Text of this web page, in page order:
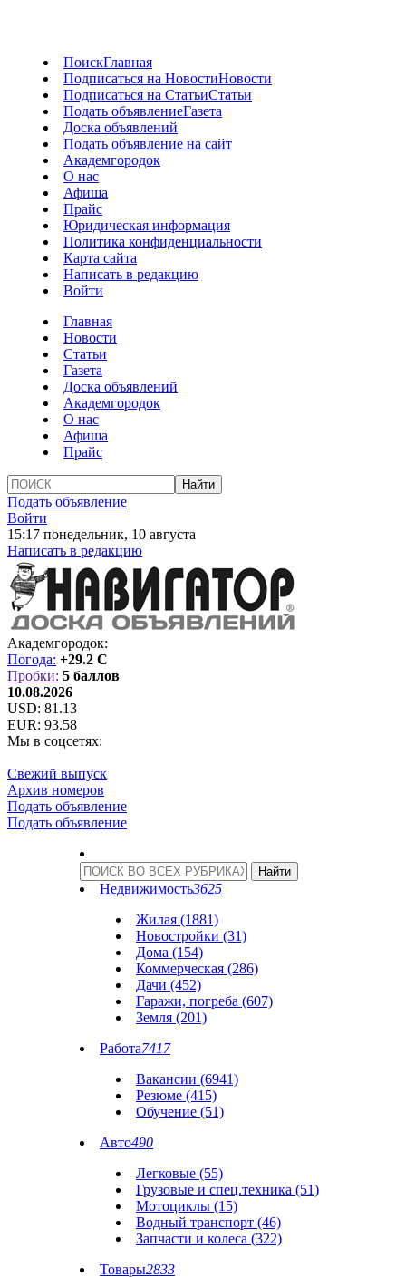
ПоискГлавная
Подписаться на НовостиНовости
Подписаться на СтатьиСтатьи
Подать объявлениеГазета
Доска объявлений
Подать объявление на сайт
Академгородок
О нас
Афиша
Прайс
Юридическая информация
Политика конфиденциальности
Карта сайта
Написать в редакцию
Войти
Главная
Новости
Статьи
Газета
Доска объявлений
Академгородок
О нас
Афиша
Прайс
Подать объявление
Войти
15:17 понедельник, 10 августа
Написать в редакцию
Академгородок:
Погода: +29.2 C
Пробки: 5 баллов
10.08.2026
USD: 81.13
EUR: 93.58
Мы в соцсетях:
Свежий выпуск
Архив номеров
Подать объявление
Подать объявление
Недвижимость3625
Жилая (1881)
Новостройки (31)
Дома (154)
Коммерческая (286)
Дачи (452)
Гаражи, погреба (607)
Земля (201)
Работа7417
Вакансии (6941)
Резюме (415)
Обучение (51)
Авто490
Легковые (55)
Грузовые и спец.техника (51)
Мотоциклы (15)
Водный транспорт (46)
Запчасти и колеса (322)
Товары2833